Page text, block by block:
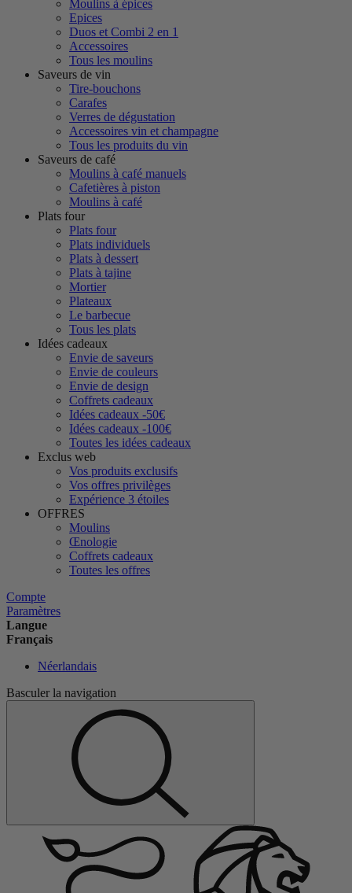
Moulins à épices
Epices
Duos et Combi 2 en 1
Accessoires
Tous les moulins
Saveurs de vin
Tire-bouchons
Carafes
Verres de dégustation
Accessoires vin et champagne
Tous les produits du vin
Saveurs de café
Moulins à café manuels
Cafetières à piston
Moulins à café
Plats four
Plats four
Plats individuels
Plats à dessert
Plats à tajine
Mortier
Plateaux
Le barbecue
Tous les plats
Idées cadeaux
Envie de saveurs
Envie de couleurs
Envie de design
Coffrets cadeaux
Idées cadeaux -50€
Idées cadeaux -100€
Toutes les idées cadeaux
Exclus web
Vos produits exclusifs
Vos offres privilèges
Expérience 3 étoiles
OFFRES
Moulins
Œnologie
Coffrets cadeaux
Toutes les offres
Compte
Paramètres
Langue
Français
Néerlandais
Basculer la navigation